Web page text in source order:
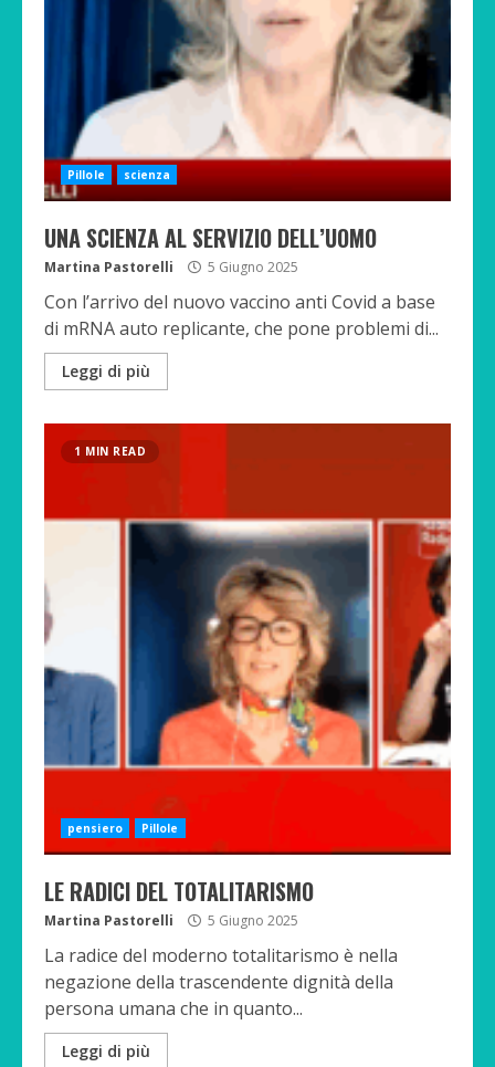
Pillole scienza
UNA SCIENZA AL SERVIZIO DELL’UOMO
Martina Pastorelli 5 Giugno 2025
Con l’arrivo del nuovo vaccino anti Covid a base
di mRNA auto replicante, che pone problemi di...
Leggi di più
1 MIN READ
pensiero Pillole
LE RADICI DEL TOTALITARISMO
Martina Pastorelli 5 Giugno 2025
La radice del moderno totalitarismo è nella
negazione della trascendente dignità della
persona umana che in quanto...
Leggi di più